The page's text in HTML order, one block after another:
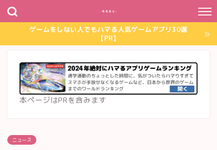
~ももろぐ~
ゲームをしない人でもハマる人気ゲームアプリ30選
【PR】
本ページはPRを含みます
ニュース